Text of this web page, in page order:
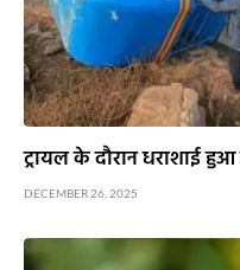
ट्रायल के दौरान धराशाई
DECEMBER 26, 2025